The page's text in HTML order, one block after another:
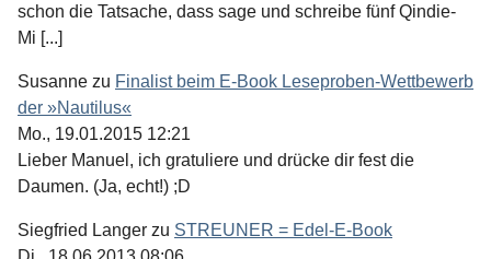
schon die Tatsache, dass sage und schreibe fünf Qindie-
Mi [...]
Susanne zu Finalist beim E-Book Leseproben-Wettbewerb
der »Nautilus«
Mo., 19.01.2015 12:21
Lieber Manuel, ich gratuliere und drücke dir fest die
Daumen. (Ja, echt!) ;D
Siegfried Langer zu STREUNER = Edel-E-Book